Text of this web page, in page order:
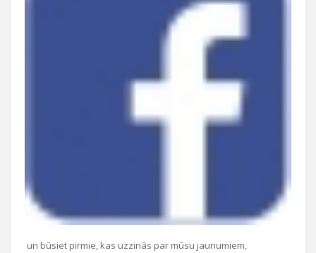
un būsiet pirmie, kas uzzinās par mūsu jaunumiem,